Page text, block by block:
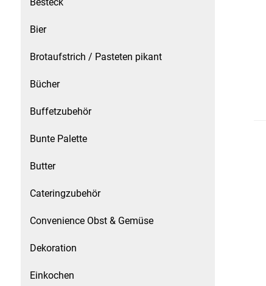
Spielzeug & Baby
Zubehör
Butter
Cateringzubehör
Convenience Obst & Gemüse
Dekoration
Elektrogeräte
Bier
Brotaufstrich / Pasteten pikant
Bücher
Buffetzubehör
Bunte Palette
Butter
Cateringzubehör
Convenience Obst & Gemüse
Dekoration
Einkochen